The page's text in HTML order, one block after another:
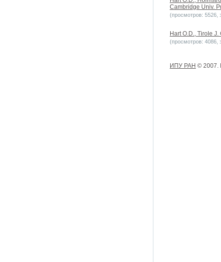
Cambridge Univ.
(просмотров: 5526,
Hart O.D., Tirole
(просмотров: 4086,
ИПУ РАН © 2007.